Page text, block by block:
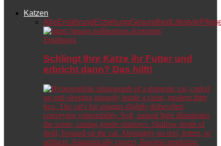
Katzen
Alle Ernährung ErziehungGesundheitLifestyle
Ernährung
Schlingt Ihre Katze ihr Futter und
erbricht dann? Das hilft!